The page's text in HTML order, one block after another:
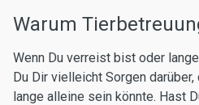
Warum
Wenn Du verreist bist oder
Du Dir vielleicht Sorgen
lange alleine sein könnte. Hast